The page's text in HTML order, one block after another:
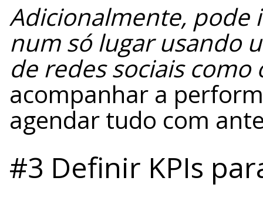
Adicionalmente, pode
num só lugar usando
de redes sociais
acompanhar a
agendar tudo com
#3 Definir KPIs